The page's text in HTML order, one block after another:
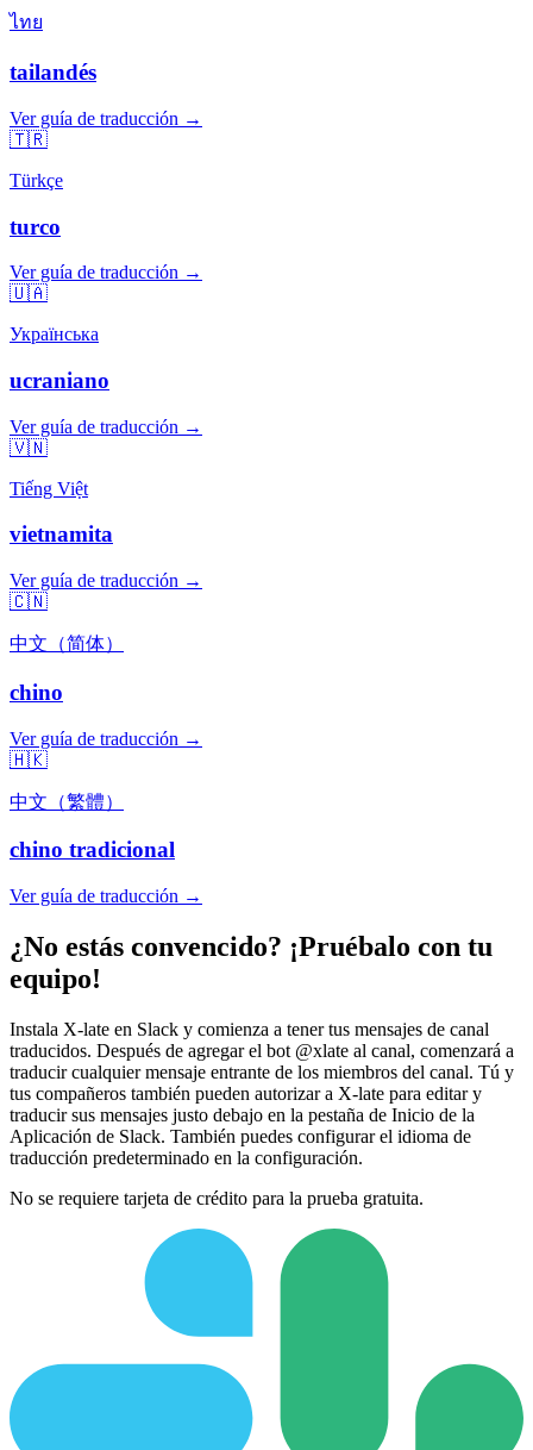
ไทย
tailandés
Ver guía de traducción →
🇹🇷
Türkçe
turco
Ver guía de traducción →
🇺🇦
Українська
ucraniano
Ver guía de traducción →
🇻🇳
Tiếng Việt
vietnamita
Ver guía de traducción →
🇨🇳
中文（简体）
chino
Ver guía de traducción →
🇭🇰
中文（繁體）
chino tradicional
Ver guía de traducción →
¿No estás convencido? ¡Pruébalo con tu
equipo!
Instala X-late en Slack y comienza a tener tus mensajes de canal
traducidos. Después de agregar el bot @xlate al canal, comenzará a
traducir cualquier mensaje entrante de los miembros del canal. Tú y
tus compañeros también pueden autorizar a X-late para editar y
traducir sus mensajes justo debajo en la pestaña de Inicio de la
Aplicación de Slack. También puedes configurar el idioma de
traducción predeterminado en la configuración.
No se requiere tarjeta de crédito para la prueba gratuita.